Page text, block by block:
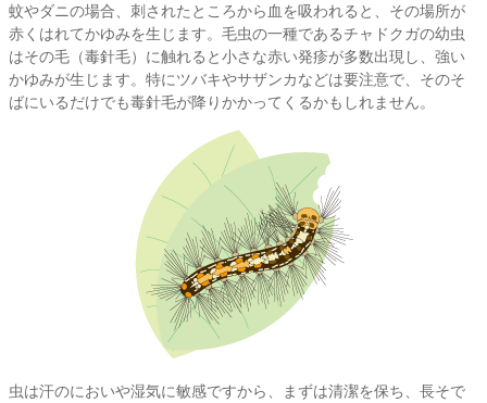
蚊やダニの場合、刺されたところから血を吸われると、その場所が
赤くはれてかゆみを生じます。毛虫の一種であるチャドクガの幼虫
はその毛（毒針毛）に触れると小さな赤い発疹が多数出現し、強い
かゆみが生じます。特にツバキやサザンカなどは要注意で、そのそ
ばにいるだけでも毒針毛が降りかかってくるかもしれません。
虫は汗のにおいや湿気に敏感ですから、まずは清潔を保ち、長そで